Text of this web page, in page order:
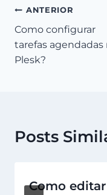
Navegação
de
Post
ANTERIOR
Como configurar
tarefas agendadas
Plesk?
Posts
Como